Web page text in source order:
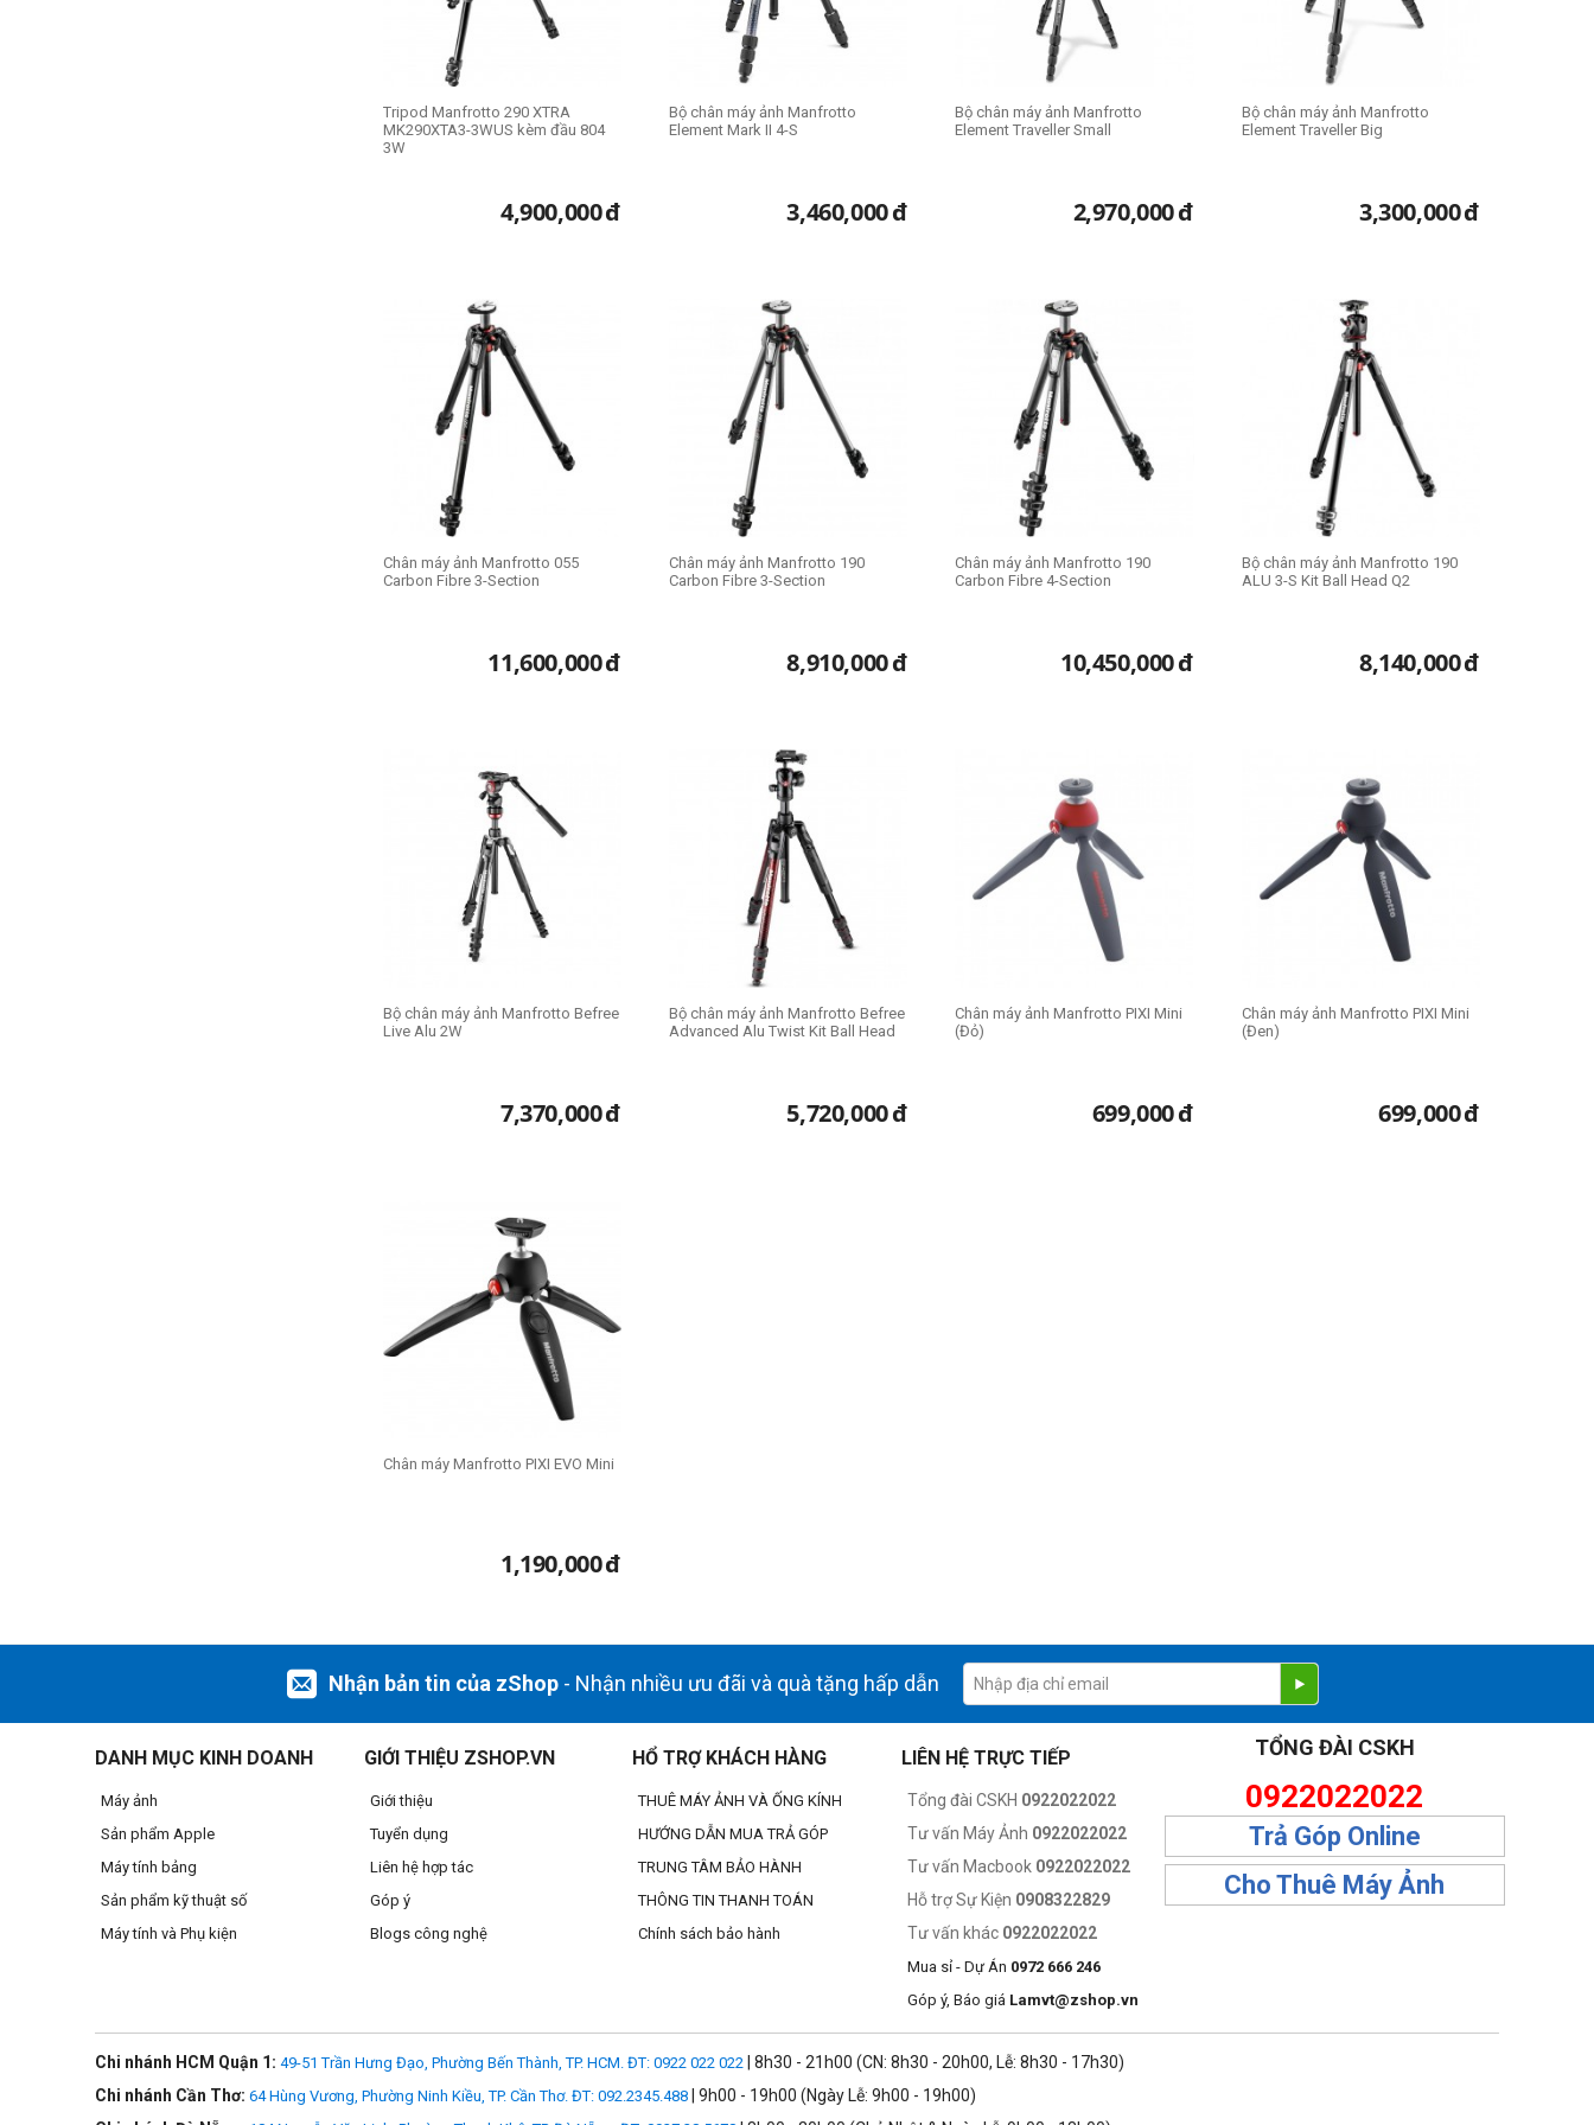
Tripod Manfrotto 290 XTRA
MK290XTA3-3WUS kèm đầu 804
3W
4,900,000đ
Bộ chân máy ảnh Manfrotto
Element Mark II 4-S
3,460,000đ
Bộ chân máy ảnh Manfrotto
Element Traveller Small
2,970,000đ
Bộ chân máy ảnh Manfrotto
Element Traveller Big
3,300,000đ
Chân máy ảnh Manfrotto 055
Carbon Fibre 3-Section
11,600,000đ
Chân máy ảnh Manfrotto 190
Carbon Fibre 3-Section
8,910,000đ
Chân máy ảnh Manfrotto 190
Carbon Fibre 4-Section
10,450,000đ
Bộ chân máy ảnh Manfrotto 190
ALU 3-S Kit Ball Head Q2
8,140,000đ
Bộ chân máy ảnh Manfrotto Befree
Live Alu 2W
7,370,000đ
Bộ chân máy ảnh Manfrotto Befree
Advanced Alu Twist Kit Ball Head
5,720,000đ
Chân máy ảnh Manfrotto PIXI Mini
(Đỏ)
699,000đ
Chân máy ảnh Manfrotto PIXI Mini
(Đen)
699,000đ
Chân máy Manfrotto PIXI EVO Mini
1,190,000đ
Nhận bản tin của zShop - Nhận nhiều ưu đãi và quà tặng hấp dẫn
DANH MỤC KINH DOANH
Máy ảnh
Sản phẩm Apple
Máy tính bảng
Sản phẩm kỹ thuật số
Máy tính và Phụ kiện
GIỚI THIỆU ZSHOP.VN
Giới thiệu
Tuyển dụng
Liên hệ hợp tác
Góp ý
Blogs công nghệ
HỔ TRỢ KHÁCH HÀNG
THUÊ MÁY ẢNH VÀ ỐNG KÍNH
HƯỚNG DẪN MUA TRẢ GÓP
TRUNG TÂM BẢO HÀNH
THÔNG TIN THANH TOÁN
Chính sách bảo hành
LIÊN HỆ TRỰC TIẾP
Tổng đài CSKH 0922022022
Tư vấn Máy Ảnh 0922022022
Tư vấn Macbook 0922022022
Hỗ trợ Sự Kiện 0908322829
Tư vấn khác 0922022022
Mua sỉ - Dự Án 0972 666 246
Góp ý, Báo giá Lamvt@zshop.vn
TỔNG ĐÀI CSKH
0922022022
Trả Góp Online
Cho Thuê Máy Ảnh
Chi nhánh HCM Quận 1: 49-51 Trần Hưng Đạo, Phường Bến Thành, TP. HCM. ĐT: 0922 022 022 | 8h30 - 21h00 (CN: 8h30 - 20h00, Lễ: 8h30 - 17h30)
Chi nhánh Cần Thơ: 64 Hùng Vương, Phường Ninh Kiều, TP. Cần Thơ. ĐT: 092.2345.488 | 9h00 - 19h00 (Ngày Lễ: 9h00 - 19h00)